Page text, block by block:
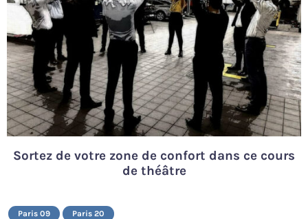
Sortez de votre zone de confort dans ce cours
de théâtre
Paris 09 Paris 20